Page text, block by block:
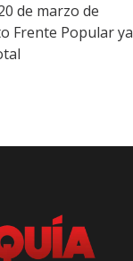
de marzo de
Frente Popular ya